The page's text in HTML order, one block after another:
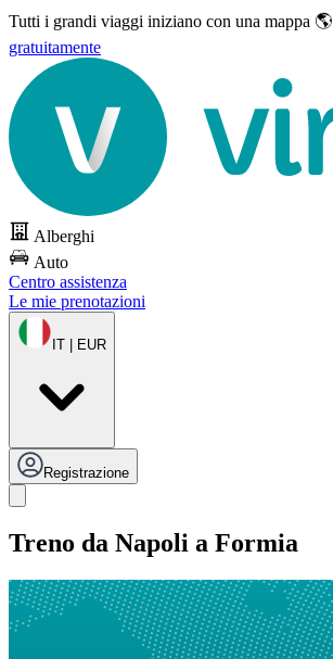
Tutti i grandi viaggi iniziano con una mappa 🌎
gratuitamente
Alberghi
Auto
Centro assistenza
Le mie prenotazioni
IT | EUR
Registrazione
Treno da Napoli a Formia